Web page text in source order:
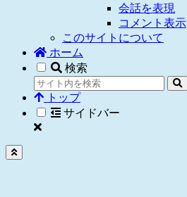
会話を表現
コメント表示
このサイトについて
ホーム
検索
トップ
サイドバー